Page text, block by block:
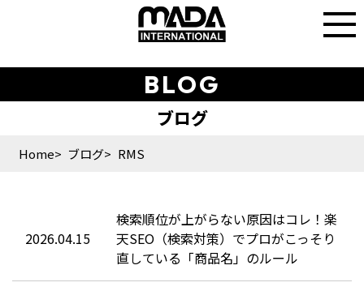
BLOG
Home ブログ RMS
2026.04.15
検索順位が上がらない原因はコレ！楽
天SEO（検索対策）でプロがこっそり
直している「商品名」のルール